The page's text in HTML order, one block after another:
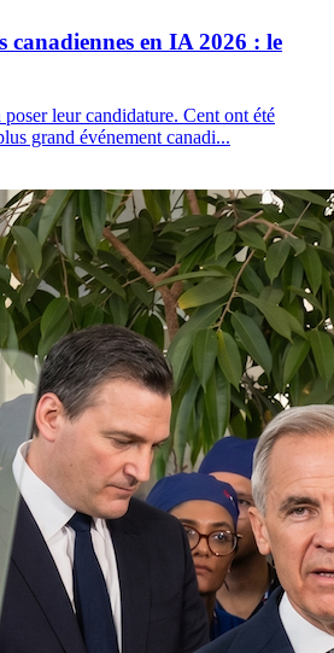
canadiennes en IA 2026 : le
leur candidature. Cent ont été
grand événement canadi...